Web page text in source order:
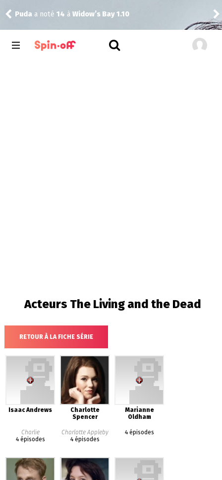
Puda a noté 14 à Widow’s Bay 1.10
Acteurs The Living and the Dead
RETOUR À LA FICHE SÉRIE
Isaac Andrews
Charlie
4 épisodes
Charlotte
Spencer
Charlotte Appleby
4 épisodes
Marianne
Oldham
4 épisodes